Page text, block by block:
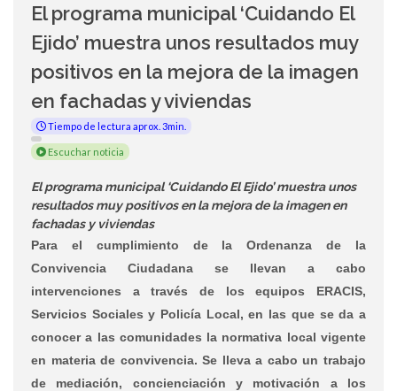
El programa municipal ‘Cuidando El
Ejido’ muestra unos resultados muy
positivos en la mejora de la imagen
en fachadas y viviendas
Tiempo de lectura aprox. 3min.
Escuchar noticia
El programa municipal ‘Cuidando El Ejido’ muestra unos
resultados muy positivos en la mejora de la imagen en
fachadas y viviendas
Para el cumplimiento de la Ordenanza de la
Convivencia Ciudadana se llevan a cabo
intervenciones a través de los equipos ERACIS,
Servicios Sociales y Policía Local, en las que se da a
conocer a las comunidades la normativa local vigente
en materia de convivencia. Se lleva a cabo un trabajo
de mediación, concienciación y motivación a los